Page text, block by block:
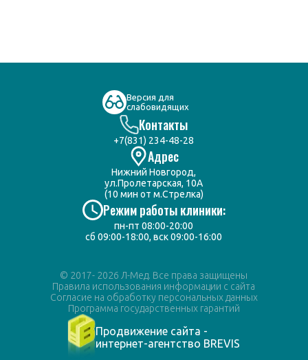
Контакты
+7(831) 234-48-28
Адрес
Нижний Новгород,
ул.Пролетарская, 10А
(10 мин от м.Стрелка)
Режим работы клиники:
пн-пт 08:00-20:00
сб 09:00-18:00, вск 09:00-16:00
Версия для
слабовидящих
© 2017- 2026 Л-Мед. Все права защищены
Правила использования информации с сайта
Согласие на обработку персональных данных
Программа государственных гарантий
Продвижение сайта -
интернет-агентство BREVIS